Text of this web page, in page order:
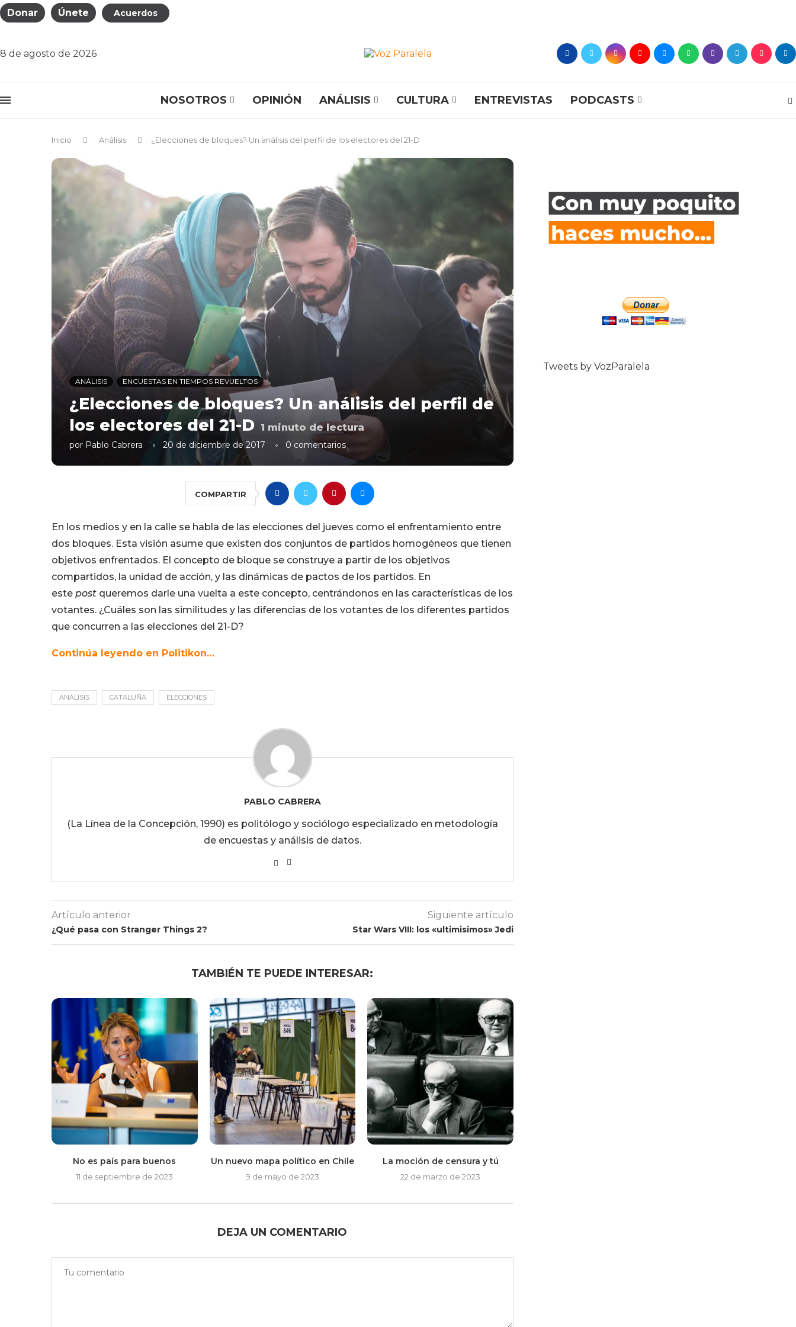
Donar Únete Acuerdos
8 de agosto de 2026
NOSOTROS OPINIÓN ANÁLISIS CULTURA ENTREVISTAS PODCASTS
Inicio Análisis ¿Elecciones de bloques? Un análisis del perfil de los electores del 21-D
ANÁLISIS ENCUESTAS EN TIEMPOS REVUELTOS
¿Elecciones de bloques? Un análisis del perfil de
los electores del 21-D 1 minuto de lectura
por Pablo Cabrera 20 de diciembre de 2017 0 comentarios
COMPARTIR
En los medios y en la calle se habla de las elecciones del jueves como el enfrentamiento entre
dos bloques. Esta visión asume que existen dos conjuntos de partidos homogéneos que tienen
objetivos enfrentados. El concepto de bloque se construye a partir de los objetivos
compartidos, la unidad de acción, y las dinámicas de pactos de los partidos. En
este post queremos darle una vuelta a este concepto, centrándonos en las características de los
votantes. ¿Cuáles son las similitudes y las diferencias de los votantes de los diferentes partidos
que concurren a las elecciones del 21-D?
Continúa leyendo en Politikon…
ANÁLISIS CATALUÑA ELECCIONES
PABLO CABRERA
(La Línea de la Concepción, 1990) es politólogo y sociólogo especializado en metodología
de encuestas y análisis de datos.
Artículo anterior
¿Qué pasa con Stranger Things 2?
Siguiente artículo
Star Wars VIII: los «ultimisimos» Jedi
TAMBIÉN TE PUEDE INTERESAR:
No es país para buenos
11 de septiembre de 2023
Un nuevo mapa político en Chile
9 de mayo de 2023
La moción de censura y tú
22 de marzo de 2023
DEJA UN COMENTARIO
Tweets by VozParalela